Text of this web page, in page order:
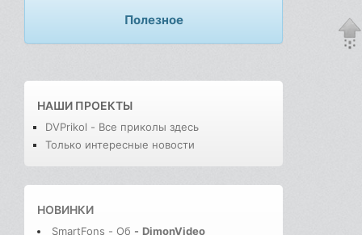
Полезное
НАШИ ПРОЕКТЫ
DVPrikol - Все приколы здесь
Только интересные новости
НОВИНКИ
SmartFons - Об - DimonVideo